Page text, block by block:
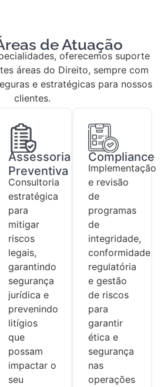
de Atuação
oferecemos suporte
áreas do Direito, sempre com
e estratégicas para nossos
clientes.
Assessoria
Preventiva
Consultoria
estratégica
para
mitigar
riscos
legais,
garantindo
segurança
jurídica e
prevenindo
litígios
que
possam
impactar o
seu
Compliance
Implementação
e revisão
de
programas
de
integridade,
conformidade
regulatória
e gestão
de riscos
para
garantir
ética e
segurança
nas
operações